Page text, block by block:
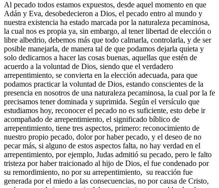
Al pecado todos estamos expuestos, desde aquel momento en que
Adán y Eva, desobedecieron a Dios, el pecado entro al mundo y
nuestra existencia ha estado marcada por la naturaleza pecaminosa,
la cual nos es propia ya, sin embargo, al tener libertad de elección o
libre albedrio, debemos más que todo calmarla, controlarla, y de ser
posible manejarla, de manera tal de que podamos dejarla quieta y
solo dedicarnos a hacer las cosas buenas, aquellas que estén de
acuerdo a la voluntad de Dios, siendo que el verdadero
arrepentimiento, se convierta en la elección adecuada, para que
podamos practicar la voluntad de Dios, estando conscientes de la
presencia en nosotros de una naturaleza pecaminosa, la cual por la fe
precisamos tener dominada y suprimida. Según el versículo que
estudiamos hoy, reconocer el pecado no es suficiente, esto debe ir
acompañado de arrepentimiento, el significado bíblico de
arrepentimiento, tiene tres aspectos, primero: reconocimiento de
nuestro propio pecado, dolor por haber pecado, y el deseo de no
pecar más, si alguno de estos aspectos falta, no hay verdad en el
arrepentimiento, por ejemplo, Judas admitió su pecado, pero le falto
tristeza por haber traicionado al hijo de Dios, el fue condenado por
su remordimiento, no por su arrepentimiento, su reacción fue
generada por el miedo a las consecuencias, no por causa de Cristo,